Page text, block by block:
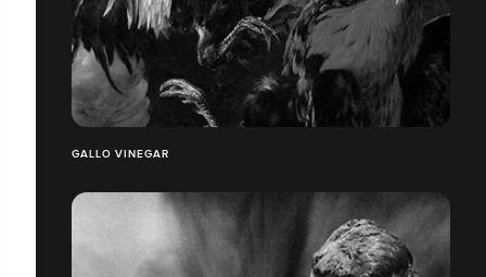
GALLO VINEGAR